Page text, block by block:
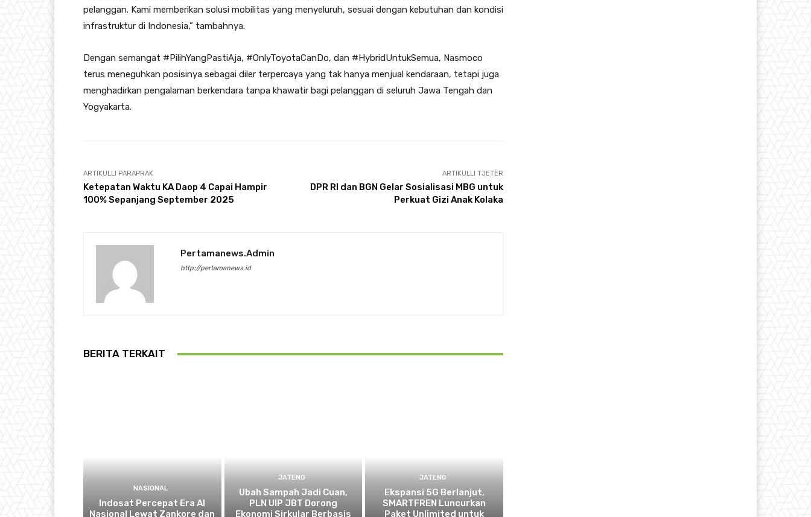
pelanggan. Kami memberikan solusi mobilitas yang menyeluruh, sesuai dengan kebutuhan dan kondisi
infrastruktur di Indonesia,” tambahnya.
Dengan semangat #PilihYangPastiAja, #OnlyToyotaCanDo, dan #HybridUntukSemua, Nasmoco
terus meneguhkan posisinya sebagai diler terpercaya yang tak hanya menjual kendaraan, tetapi juga
menghadirkan pengalaman berkendara tanpa khawatir bagi pelanggan di seluruh Jawa Tengah dan
Yogyakarta.
ARTIKULLI PARAPRAK
Ketepatan Waktu KA Daop 4 Capai Hampir
100% Sepanjang September 2025
ARTIKULLI TJETËR
DPR RI dan BGN Gelar Sosialisasi MBG untuk
Perkuat Gizi Anak Kolaka
Pertamanews.admin
http://pertamanews.id
BERITA TERKAIT
NASIONAL
Indosat Percepat Era AI
Nasional Lewat Zankore dan
JATENG
Ubah Sampah Jadi Cuan,
PLN UIP JBT Dorong
Ekonomi Sirkular Berbasis
JATENG
Ekspansi 5G Berlanjut,
SMARTFREN Luncurkan
Paket Unlimited untuk